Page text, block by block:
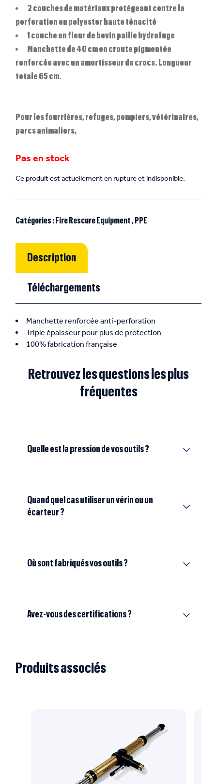
2 couches de matériaux protégeant contre la
perforation en polyester haute ténacité
1 couche en fleur de bovin paille hydrofuge
Manchette de 40 cm en croute pigmentée
renforcée avec un amortisseur de crocs. Longueur
totale 65 cm.
Pour les fourrières, refuges, pompiers, vétérinaires,
parcs animaliers,
Pas en stock
Ce produit est actuellement en rupture et indisponible.
Catégories : Fire Rescure Equipment, PPE
Description
Téléchargements
Manchette renforcée anti-perforation
Triple épaisseur pour plus de protection
100% fabrication française
Retrouvez les questions les plus
fréquentes
Quelle est la pression de vos outils ?
Quand quel cas utiliser un vérin ou un
écarteur ?
Où sont fabriqués vos outils ?
Avez-vous des certifications ?
Produits associés